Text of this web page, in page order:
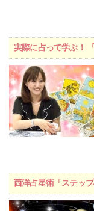
実際に占って学ぶ！
西洋占星術「ステッ